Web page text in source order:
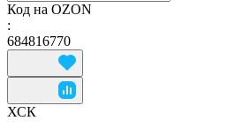
Код на OZON
:
684816770
ХСК